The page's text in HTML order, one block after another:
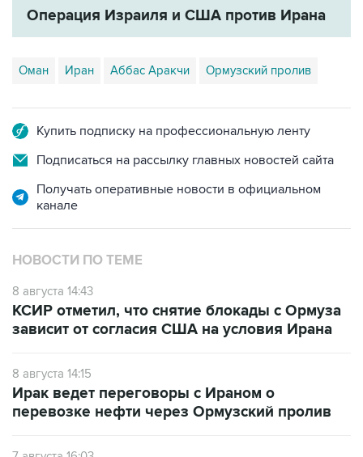
Операция Израиля и США против Ирана
Оман Иран Аббас Аракчи Ормузский пролив
Купить подписку на профессиональную ленту
Подписаться на рассылку главных новостей сайта
Получать оперативные новости в официальном
канале
НОВОСТИ ПО ТЕМЕ
8 августа 14:43
КСИР отметил, что снятие блокады с Ормуза
зависит от согласия США на условия Ирана
8 августа 14:15
Ирак ведет переговоры с Ираном о
перевозке нефти через Ормузский пролив